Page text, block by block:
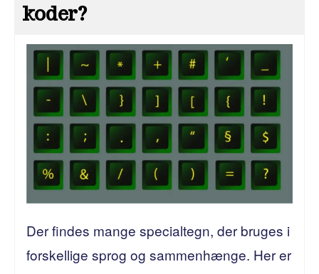
koder?
Der findes mange specialtegn, der bruges i
forskellige sprog og sammenhænge. Her er